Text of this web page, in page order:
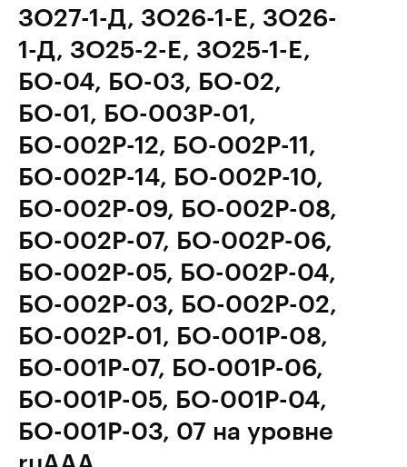
ЗО27-1-Д, ЗО26-1-Е, ЗО26-
1-Д, ЗО25-2-Е, ЗО25-1-Е,
БО-04, БО-03, БО-02,
БО-01, БО-003Р-01,
БО-002Р-12, БО-002Р-11,
БО-002Р-14, БО-002Р-10,
БО-002Р-09, БО-002Р-08,
БО-002Р-07, БО-002Р-06,
БО-002Р-05, БО-002Р-04,
БО-002Р-03, БО-002Р-02,
БО-002Р-01, БО-001Р-08,
БО-001Р-07, БО-001Р-06,
БО-001Р-05, БО-001Р-04,
БО-001Р-03, 07 на уровне